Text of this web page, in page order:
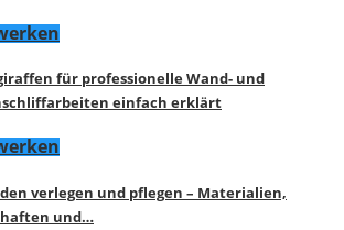
für professionelle Wand- und
einfach erklärt
verlegen und pflegen – Materialien,
und…